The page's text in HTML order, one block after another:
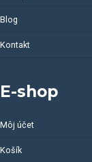
Blog
Kontakt
E-shop
Môj účet
Košík